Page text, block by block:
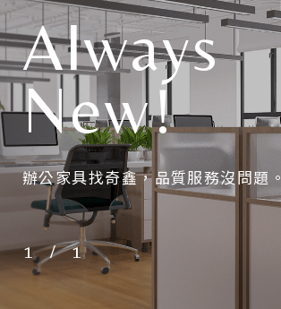
Always
New!
辦公家具找奇鑫，品質服務沒問題。
1 / 1
關於奇鑫
辦公家具
居家家具
精選案例
最新消息